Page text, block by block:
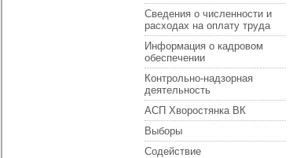
Сведения о численности и
расходах на оплату труда
Информация о кадровом
обеспечении
Контрольно-надзорная
деятельность
АСП Хворостянка ВК
Выборы
Содействие